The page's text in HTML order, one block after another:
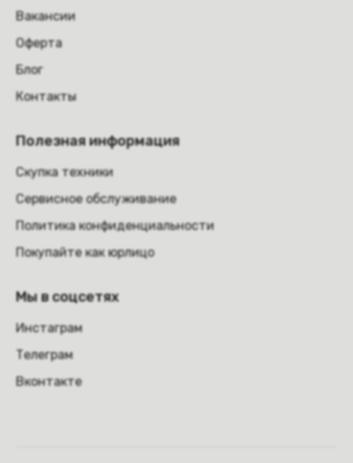
Вакансии
Оферта
Блог
Контакты
Полезная информация
Скупка техники
Сервисное обслуживание
Политика конфиденциальности
Покупайте как юрлицо
Мы в соцсетях
Инстаграм
Телеграм
Вконтакте